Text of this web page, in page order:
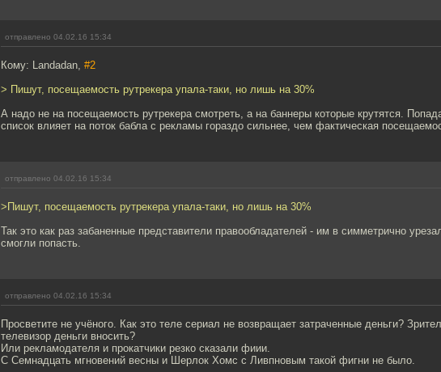
отправлено 04.02.16 15:34
Кому: Landadan, #2
> Пишут, посещаемость рутрекера упала-таки, но лишь на 30%
А надо не на посещаемость рутрекера смотреть, а на баннеры которые крутятся.
список влияет на поток бабла с рекламы гораздо сильнее, чем фактическая
отправлено 04.02.16 15:34
>Пишут, посещаемость рутрекера упала-таки, но лишь на 30%
Так это как раз забаненные представители правообладателей - им в симметрично
смогли попасть.
отправлено 04.02.16 15:34
Просветите не учёного. Как это теле сериал не возвращает затраченные деньги?
телевизор деньги вносить?
Или рекламодателя и прокатчики резко сказали фиии.
С Семнадцать мгновений весны и Шерлок Хомс с Ливпновым такой фигни не было.